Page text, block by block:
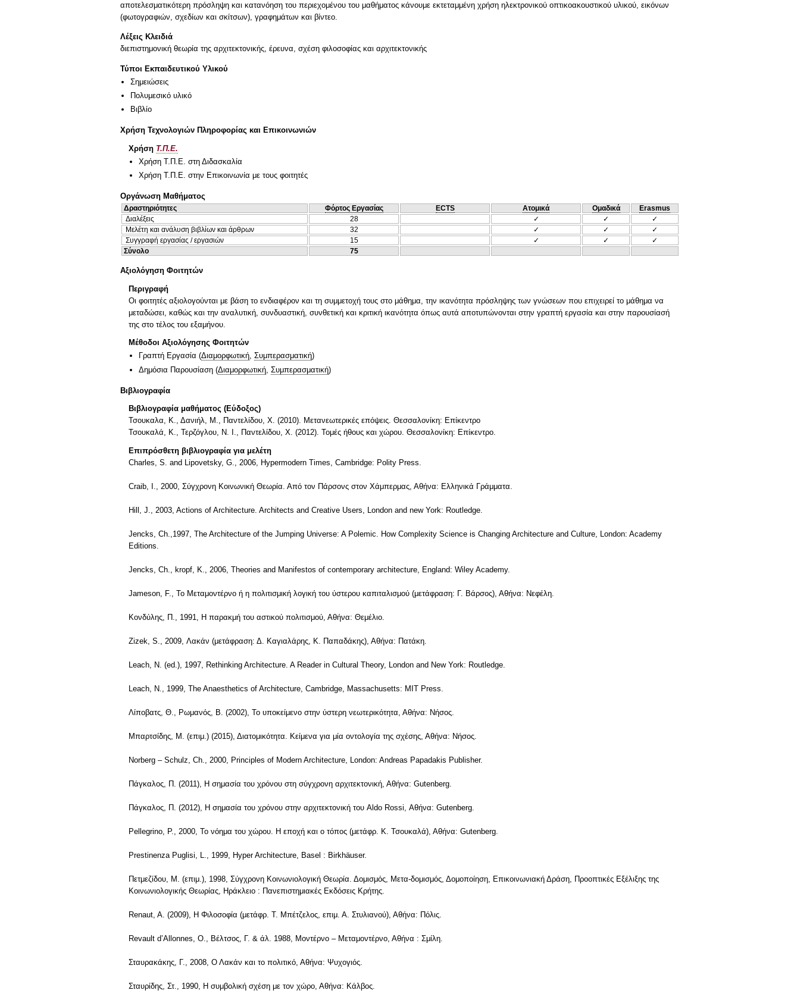
αποτελεσματικότερη πρόσληψη και κατανόηση του περιεχομένου του μαθήματος κάνουμε εκτεταμμένη χρήση ηλεκτρονικού οπτικοακουστικού υλικού, εικόνων
(φωτογραφιών, σχεδίων και σκίτσων), γραφημάτων και βίντεο.
Λέξεις Κλειδιά
διεπιστημονική θεωρία της αρχιτεκτονικής, έρευνα, σχέση φιλοσοφίας και αρχιτεκτονικής
Τύποι Εκπαιδευτικού Υλικού
Σημειώσεις
Πολυμεσικό υλικό
Βιβλίο
Χρήση Τεχνολογιών Πληροφορίας και Επικοινωνιών
Χρήση Τ.Π.Ε.
Χρήση Τ.Π.Ε. στη Διδασκαλία
Χρήση Τ.Π.Ε. στην Επικοινωνία με τους φοιτητές
Οργάνωση Μαθήματος
Δραστηριότητες Φόρτος Εργασίας ECTS Ατομικά Ομαδικά
Erasmus
Διαλέξεις
28 ✓ ✓
✓
Μελέτη και ανάλυση βιβλίων και άρθρων
32 ✓ ✓
✓
Συγγραφή εργασίας / εργασιών
15 ✓ ✓
✓
Σύνολο
75
Αξιολόγηση Φοιτητών
Περιγραφή
Οι φοιτητές αξιολογούνται με βάση το ενδιαφέρον και τη συμμετοχή τους στο μάθημα, την ικανότητα πρόσληψης των γνώσεων που επιχειρεί το μάθημα να
μεταδώσει, καθώς και την αναλυτική, συνδυαστική, συνθετική και κριτική ικανότητα όπως αυτά αποτυπώνονται στην γραπτή εργασία και στην παρουσίασή
της στο τέλος του εξαμήνου.
Μέθοδοι Αξιολόγησης Φοιτητών
Γραπτή Εργασία (Διαμορφωτική, Συμπερασματική)
Δημόσια Παρουσίαση (Διαμορφωτική Συμπερασματική)
Βιβλιογραφία
Βιβλιογραφία μαθήματος (Εύδοξος)
Τσουκαλα, Κ., Δανιήλ, Μ., Παντελίδου, Χ. (2010). Μετανεωτερικές επόψεις. Θεσσαλονίκη: Επίκεντρο
Τσουκαλά, Κ., Τερζόγλου, Ν. Ι., Παντελίδου, Χ. (2012). Τομές ήθους και χώρου. Θεσσαλονίκη: Επίκεντρο.
Επιπρόσθετη βιβλιογραφία για μελέτη
Charles, S. and Lipovetsky, G., 2006, Hypermodern Times, Cambridge: Polity Press.
Craib, I., 2000, Σύγχρονη Κοινωνική Θεωρία. Από τον Πάρσονς στον Χάμπερμας, Αθήνα: Ελληνικά Γράμματα.
Hill, J., 2003, Actions of Architecture. Architects and Creative Users, London and new York: Routledge.
Jencks, Ch.,1997, The Architecture of the Jumping Universe: A Polemic. How Complexity Science is Changing Architecture and Culture, London: Academy
Editions.
Jencks, Ch., kropf, K., 2006, Theories and Manifestos of contemporary architecture, England: Wiley Academy.
Jameson, F., Το Μεταμοντέρνο ή η πολιτισμική λογική του ύστερου καπιταλισμού (μετάφραση: Γ. Βάρσος), Αθήνα: Νεφέλη.
Κονδύλης, Π., 1991, Η παρακμή του αστικού πολιτισμού, Αθήνα: Θεμέλιο.
Zizek, S., 2009, Λακάν (μετάφραση: Δ. Καγιαλάρης, Κ. Παπαδάκης), Αθήνα: Πατάκη.
Leach, N. (ed.), 1997, Rethinking Architecture. A Reader in Cultural Theory, London and New York: Routledge.
Leach, N., 1999, The Anaesthetics of Architecture, Cambridge, Massachusetts: MIT Press.
Λίποβατς, Θ., Ρωμανός, Β. (2002), Το υποκείμενο στην ύστερη νεωτερικότητα, Αθήνα: Νήσος.
Μπαρτσίδης, Μ. (επιμ.) (2015), Διατομικότητα. Κείμενα για μία οντολογία της σχέσης, Αθήνα: Nήσος.
Norberg – Schulz, Ch., 2000, Principles of Modern Architecture, London: Andreas Papadakis Publisher.
Πάγκαλος, Π. (2011), Η σημασία του χρόνου στη σύγχρονη αρχιτεκτονική, Αθήνα: Gutenberg.
Πάγκαλος, Π. (2012), Η σημασία του χρόνου στην αρχιτεκτονική του Aldo Rossi, Αθήνα: Gutenberg.
Pellegrino, P., 2000, Το νόημα του χώρου. Η εποχή και ο τόπος (μετάφρ. Κ. Τσουκαλά), Αθήνα: Gutenberg.
Prestinenza Puglisi, L., 1999, Hyper Architecture, Basel : Birkhäuser.
Πετμεζίδου, Μ. (επιμ.), 1998, Σύγχρονη Κοινωνιολογική Θεωρία. Δομισμός, Μετα-δομισμός, Δομοποίηση, Επικοινωνιακή Δράση, Προοπτικές Εξέλιξης της
Κοινωνιολογικής Θεωρίας, Ηράκλειο : Πανεπιστημιακές Εκδόσεις Κρήτης.
Renaut, A. (2009), Η Φιλοσοφία (μετάφρ. Τ. Μπέτζελος, επιμ. Α. Στυλιανού), Αθήνα: Πόλις.
Revault d’Allonnes, O., Βέλτσος, Γ. & άλ. 1988, Μοντέρνο – Μεταμοντέρνο, Αθήνα : Σμίλη.
Σταυρακάκης, Γ., 2008, Ο Λακάν και το πολιτικό, Αθήνα: Ψυχογιός.
Σταυρίδης, Στ., 1990, Η συμβολική σχέση με τον χώρο, Αθήνα: Κάλβος.